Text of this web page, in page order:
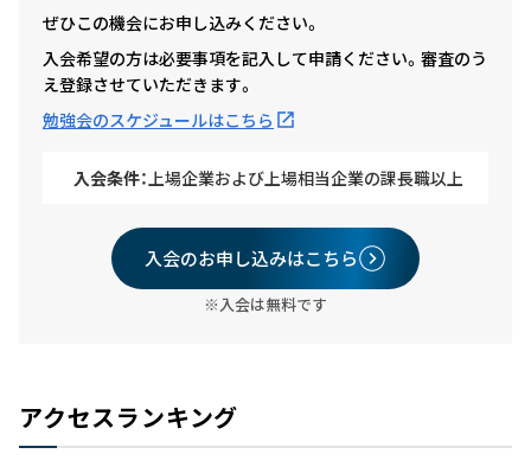
ぜひこの機会にお申し込みください。
入会希望の方は必要事項を記入して申請ください。審査のう
え登録させていただきます。
勉強会のスケジュールはこちら
入会条件： 上場企業および上場相当企業の課長職以上
入会のお申し込みはこちら
※入会は無料です
アクセスランキング